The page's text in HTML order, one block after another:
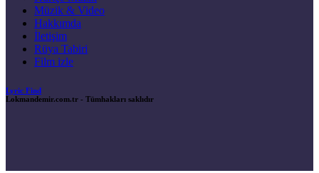
Müzik & Video
Hakkımda
İletişim
Rüya Tabiri
Film izle
Lyric Find
Lokmandemir.com.tr - Tümhakları saklıdır